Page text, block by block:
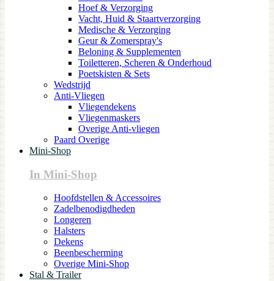
Hoef & Verzorging
Vacht, Huid & Staartverzorging
Medische & Verzorging
Geur & Zomerspray's
Beloning & Supplementen
Toiletteren, Scheren & Onderhoud
Poetskisten & Sets
Wedstrijd
Anti-Vliegen
Vliegendekens
Vliegenmaskers
Overige Anti-vliegen
Paard Overige
Mini-Shop
In Mini-Shop
Hoofdstellen & Accessoires
Zadelbenodigdheden
Longeren
Halsters
Dekens
Beenbescherming
Overige Mini-Shop
Stal & Trailer